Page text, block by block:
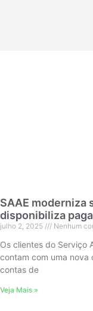
SAAE moderniza
disponibiliza
julho 2, 2025 Nenhum
Os clientes do Serviço
contam com uma nova
contas de
Veja Mais »